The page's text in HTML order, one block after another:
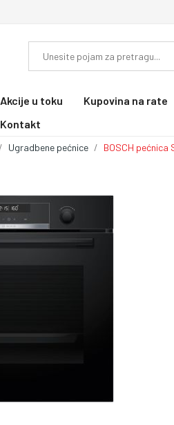
Akcije u toku Kupovina na rate
Kontakt
Ugradbene pećnice BOSCH pećnica